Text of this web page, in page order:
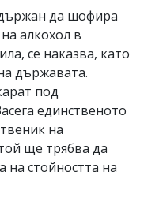
да шофира
алкохол в
се наказва, като
държавата.
под
единственото
на
ще трябва да
на стойността на